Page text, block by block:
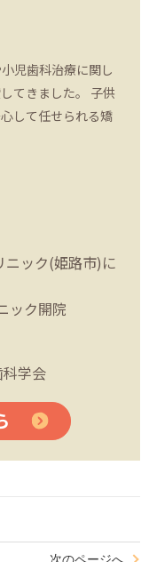
児歯科治療に関し
てきました。 子供
して任せられる矯
ニック(姫路市)に
ック開院
学会